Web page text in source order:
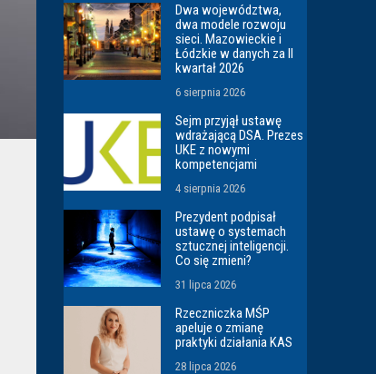
Dwa województwa,
dwa modele rozwoju
sieci. Mazowieckie i
Łódzkie w danych za II
kwartał 2026
6 sierpnia 2026
Sejm przyjął ustawę
wdrażającą DSA. Prezes
UKE z nowymi
kompetencjami
4 sierpnia 2026
Prezydent podpisał
ustawę o systemach
sztucznej inteligencji.
Co się zmieni?
31 lipca 2026
Rzeczniczka MŚP
apeluje o zmianę
praktyki działania KAS
28 lipca 2026